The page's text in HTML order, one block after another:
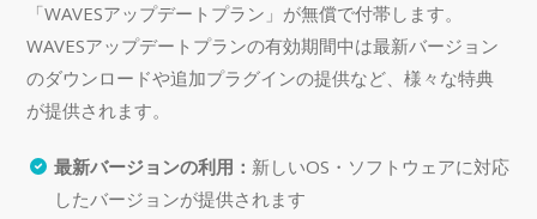
「WAVESアップデートプラン」が無償で付帯します。
WAVESアップデートプランの有効期間中は最新バージョン
のダウンロードや追加プラグインの提供など、様々な特典
が提供されます。
最新バージョンの利用： 新しいOS・ソフトウェアに対応
したバージョンが提供されます